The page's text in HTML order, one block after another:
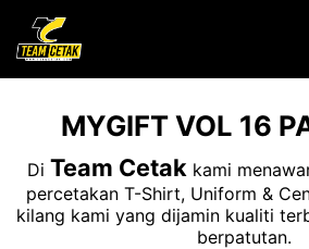
MYGIFT VOL 16
Di Team Cetak kami
percetakan T-Shirt, Uniform &
kilang kami yang dijamin kualiti
berpatutan.